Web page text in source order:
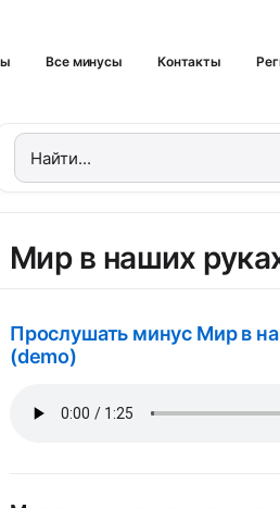
Все минусы Контакты
Мир в наших
Прослушать минус Мир в
(demo)